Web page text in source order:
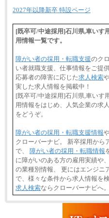
2027年以降新卒 特設ページ
[既卒可/中途採用]石川県,車いす
用情報一覧です。
障がい者の採用・転職支援のク
い者就職支援、仕事情報をご提
応募者の障害に応じた求人検索
実した求人情報を掲載中！
[既卒可/中途採用]石川県,車いす
用情報をはじめ、人気企業の求
をどうぞ。
障がい者の採用・転職支援情報
クローバーナビ。 新卒採用から
で、 障がい者の採用・転職情報
に障がいのある方の雇用実績や
の業種別情報、 更にはエンジニ
で、様々な条件から求人情報を
求人検索ならクローバーナビへ。